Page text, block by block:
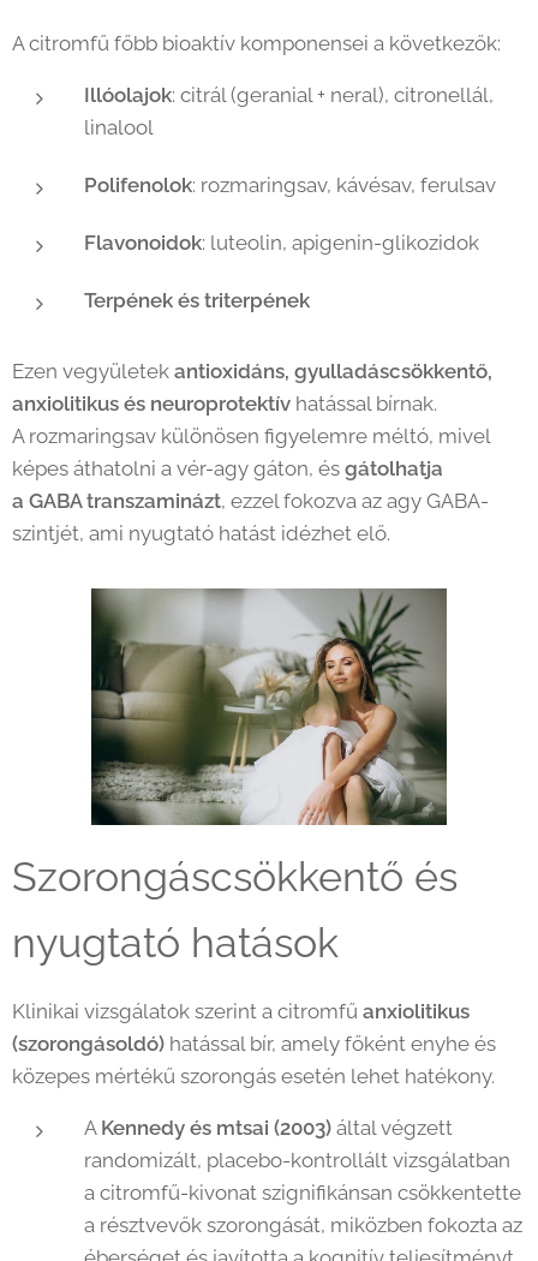
A citromfű főbb bioaktív komponensei a következők:
Illóolajok: citrál (geranial + neral), citronellál,
linalool
Polifenolok: rozmaringsav, kávésav, ferulsav
Flavonoidok: luteolin, apigenin-glikozidok
Terpének és triterpének
Ezen vegyületek antioxidáns, gyulladáscsökkentő,
anxiolitikus és neuroprotektív hatással bírnak.
A rozmaringsav különösen figyelemre méltó, mivel
képes áthatolni a vér-agy gáton, és gátolhatja
a GABA transzaminázt, ezzel fokozva az agy GABA-
szintjét, ami nyugtató hatást idézhet elő.
Szorongáscsökkentő és
nyugtató hatások
Klinikai vizsgálatok szerint a citromfű anxiolitikus
(szorongásoldó) hatással bír, amely főként enyhe és
közepes mértékű szorongás esetén lehet hatékony.
A Kennedy és mtsai (2003) által végzett
randomizált, placebo-kontrollált vizsgálatban
a citromfű-kivonat szignifikánsan csökkentette
a résztvevők szorongását, miközben fokozta az